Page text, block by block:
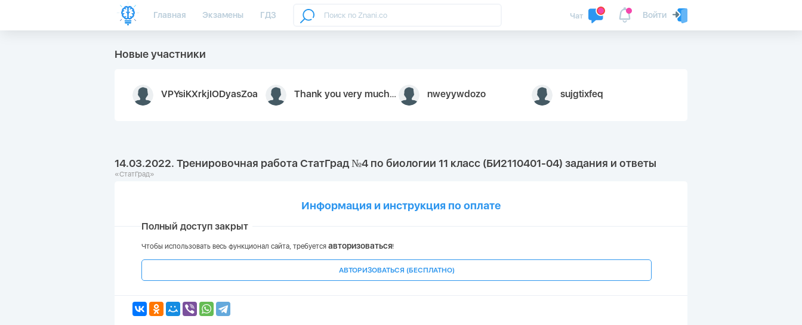
Главная Экзамены ГДЗ Войти
Чат
Новые участники
VPYsiKXrkjIODyasZoa Thank you very much for your inquiry We appreciate you 9126052 https://youtube.com faceapple ! nweyywdozo sujgtixfeq
14.03.2022. Тренировочная работа СтатГрад №4 по биологии 11 класс (БИ2110401-04) задания и ответы
«СтатГрад»
Информация и инструкция по оплате
Полный доступ закрыт
Чтобы использовать весь функционал сайта, требуется авторизоваться!
АВТОРИЗОВАТЬСЯ (БЕСПЛАТНО)